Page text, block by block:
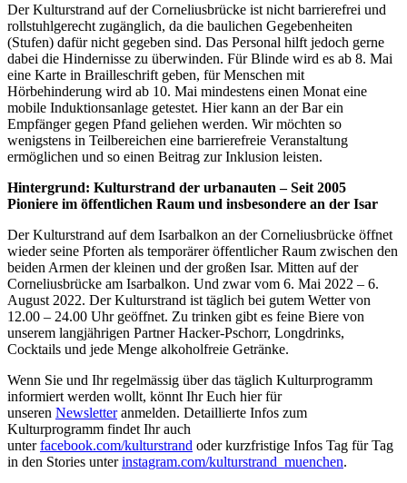
Der Kulturstrand auf der Corneliusbrücke ist nicht barrierefrei und
rollstuhlgerecht zugänglich, da die baulichen Gegebenheiten
(Stufen) dafür nicht gegeben sind. Das Personal hilft jedoch gerne
dabei die Hindernisse zu überwinden. Für Blinde wird es ab 8. Mai
eine Karte in Brailleschrift geben, für Menschen mit
Hörbehinderung wird ab 10. Mai mindestens einen Monat eine
mobile Induktionsanlage getestet. Hier kann an der Bar ein
Empfänger gegen Pfand geliehen werden. Wir möchten so
wenigstens in Teilbereichen eine barrierefreie Veranstaltung
ermöglichen und so einen Beitrag zur Inklusion leisten.
Hintergrund: Kulturstrand der urbanauten – Seit 2005
Pioniere im öffentlichen Raum und insbesondere an der Isar
Der Kulturstrand auf dem Isarbalkon an der Corneliusbrücke öffnet
wieder seine Pforten als temporärer öffentlicher Raum zwischen den
beiden Armen der kleinen und der großen Isar. Mitten auf der
Corneliusbrücke am Isarbalkon. Und zwar vom 6. Mai 2022 – 6.
August 2022. Der Kulturstrand ist täglich bei gutem Wetter von
12.00 – 24.00 Uhr geöffnet. Zu trinken gibt es feine Biere von
unserem langjährigen Partner Hacker-Pschorr, Longdrinks,
Cocktails und jede Menge alkoholfreie Getränke.
Wenn Sie und Ihr regelmässig über das täglich Kulturprogramm
informiert werden wollt, könnt Ihr Euch hier für
unseren Newsletteranmelden. Detaillierte Infos zum
Kulturprogramm findet Ihr auch
unterfacebook.com/kulturstrand oder kurzfristige Infos Tag für Tag
in den Stories unterinstagram.com/kulturstrand_muenchen.